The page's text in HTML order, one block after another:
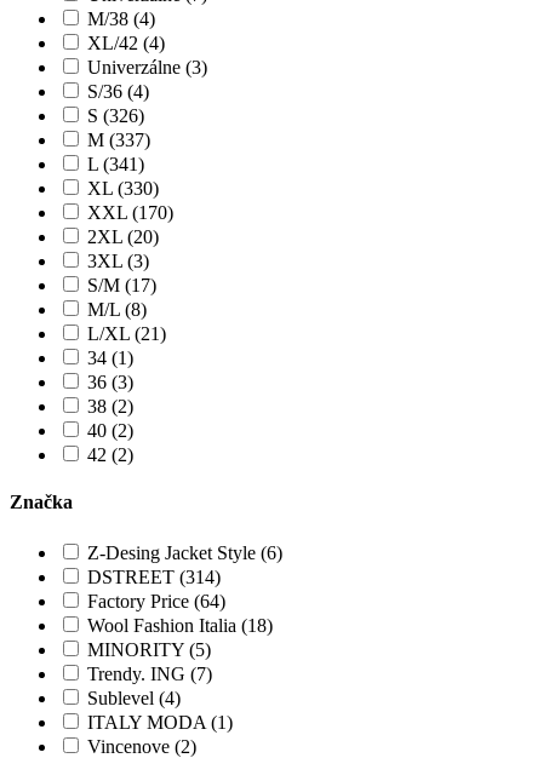
M/38 (4)
XL/42 (4)
Univerzálne (3)
S/36 (4)
S (326)
M (337)
L (341)
XL (330)
XXL (170)
2XL (20)
3XL (3)
S/M (17)
M/L (8)
L/XL (21)
34 (1)
36 (3)
38 (2)
40 (2)
42 (2)
Značka
Z-Desing Jacket Style (6)
DSTREET (314)
Factory Price (64)
Wool Fashion Italia (18)
MINORITY (5)
Trendy. ING (7)
Sublevel (4)
ITALY MODA (1)
Vincenove (2)